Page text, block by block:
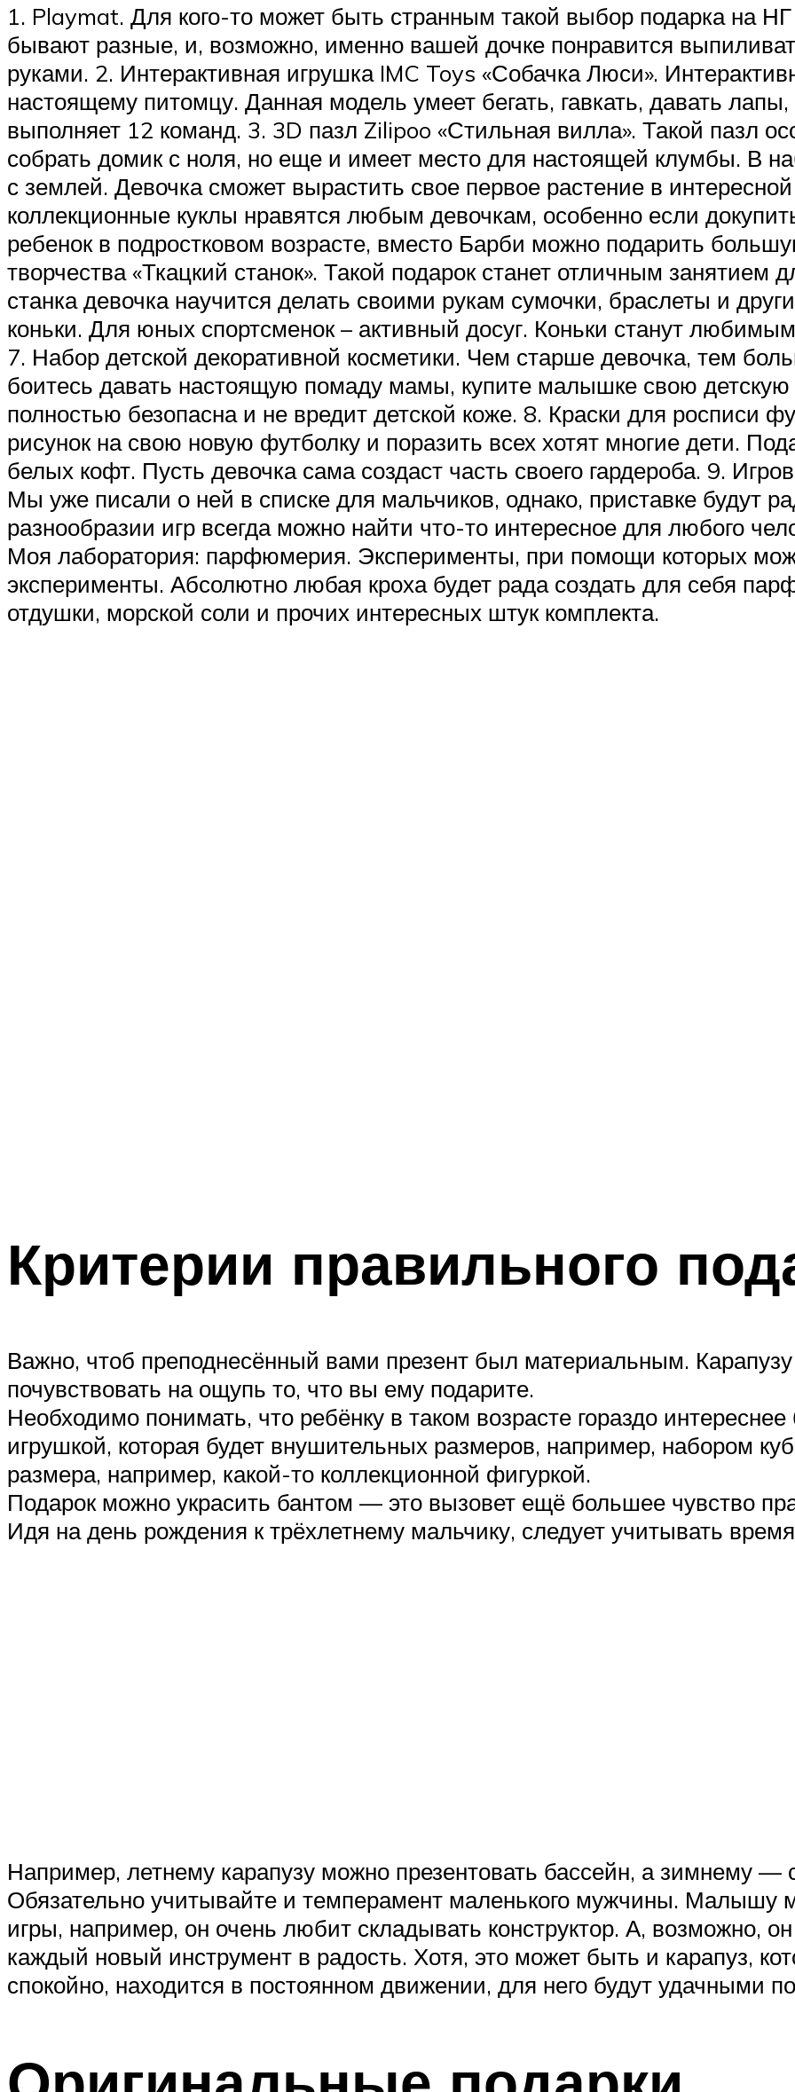
1. Playmat. Для кого-то может быть странным такой выбор подарка на
бывают разные, и, возможно, именно вашей дочке понравится
руками. 2. Интерактивная игрушка IMC Toys «Собачка Люси».
настоящему питомцу. Данная модель умеет бегать, гавкать, давать
выполняет 12 команд. 3. 3D пазл Zilipoo «Стильная вилла». Такой пазл
собрать домик с ноля, но еще и имеет место для настоящей клумбы. В
с землей. Девочка сможет вырастить свое первое растение в
коллекционные куклы нравятся любым девочкам, особенно если
ребенок в подростковом возрасте, вместо Барби можно подарить
творчества «Ткацкий станок». Такой подарок станет отличным
станка девочка научится делать своими рукам сумочки, браслеты и
коньки. Для юных спортсменок – активный досуг. Коньки станут
7. Набор детской декоративной косметики. Чем старше девочка, тем
боитесь давать настоящую помаду мамы, купите малышке свою детскую
полностью безопасна и не вредит детской коже. 8. Краски для росписи
рисунок на свою новую футболку и поразить всех хотят многие дети.
белых кофт. Пусть девочка сама создаст часть своего гардероба. 9.
Мы уже писали о ней в списке для мальчиков, однако, приставке будут
разнообразии игр всегда можно найти что-то интересное для любого
Моя лаборатория: парфюмерия. Эксперименты, при помощи которых
эксперименты. Абсолютно любая кроха будет рада создать для себя
отдушки, морской соли и прочих интересных штук комплекта.
Критерии правильного
Важно, чтоб преподнесённый вами презент был материальным.
почувствовать на ощупь то, что вы ему подарите.
Необходимо понимать, что ребёнку в таком возрасте гораздо
игрушкой, которая будет внушительных размеров, например, набором
размера, например, какой-то коллекционной фигуркой.
Подарок можно украсить бантом — это вызовет ещё большее чувство
Идя на день рождения к трёхлетнему мальчику, следует учитывать
Например, летнему карапузу можно презентовать бассейн, а зимнему —
Обязательно учитывайте и темперамент маленького мужчины. Малышу
игры, например, он очень любит складывать конструктор. А, возможно,
каждый новый инструмент в радость. Хотя, это может быть и карапуз,
спокойно, находится в постоянном движении, для него будут удачными